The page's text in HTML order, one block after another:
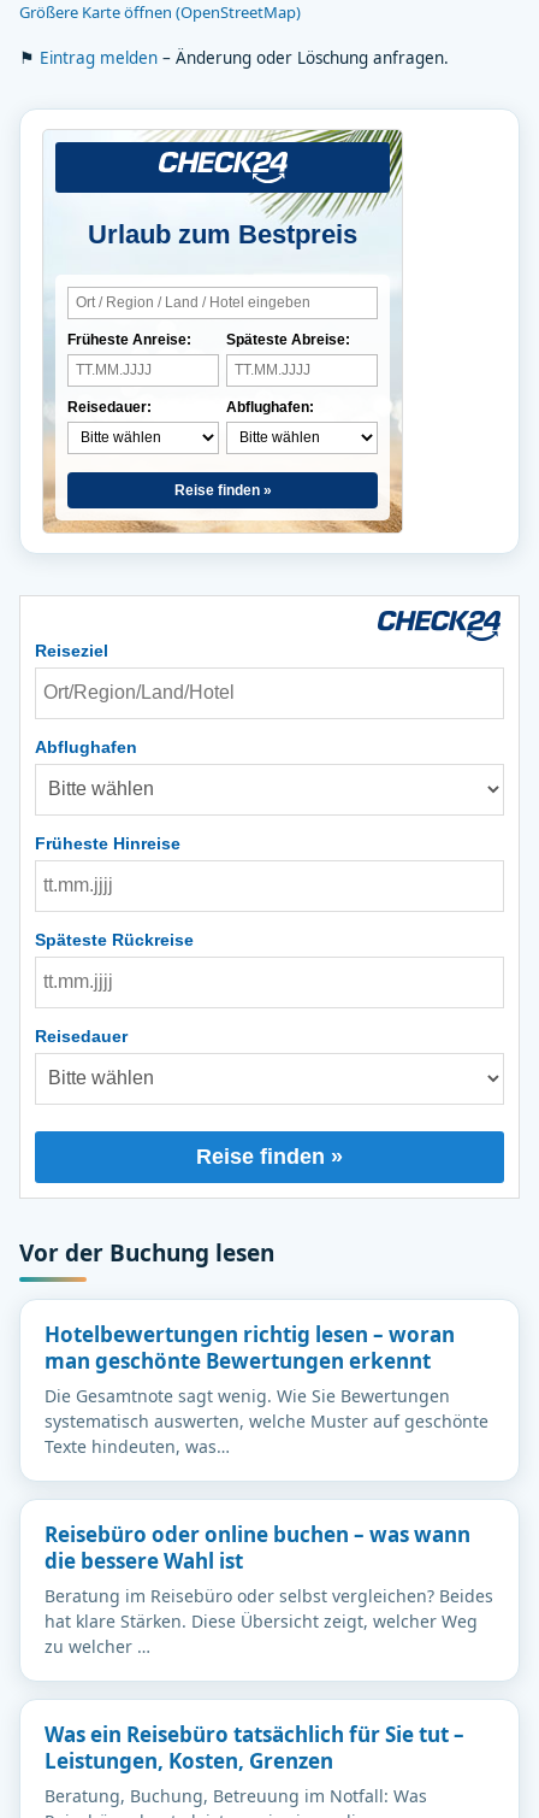
Größere Karte öffnen (OpenStreetMap)
⚑ Eintrag melden – Änderung oder Löschung anfragen.
Urlaub zum Bestpreis
Früheste Anreise:
Reisedauer:
Späteste Abreise:
Abflughafen:
Reise finden »
Reiseziel
Abflughafen
Früheste Hinreise
Späteste Rückreise
Reisedauer
Reise finden »
Vor der Buchung lesen
Hotelbewertungen richtig lesen – woran
man geschönte Bewertungen erkennt
Die Gesamtnote sagt wenig. Wie Sie Bewertungen
systematisch auswerten, welche Muster auf geschönte
Texte hindeuten, was…
Reisebüro oder online buchen – was wann
die bessere Wahl ist
Beratung im Reisebüro oder selbst vergleichen? Beides
hat klare Stärken. Diese Übersicht zeigt, welcher Weg
zu welcher …
Was ein Reisebüro tatsächlich für Sie tut –
Leistungen, Kosten, Grenzen
Beratung, Buchung, Betreuung im Notfall: Was